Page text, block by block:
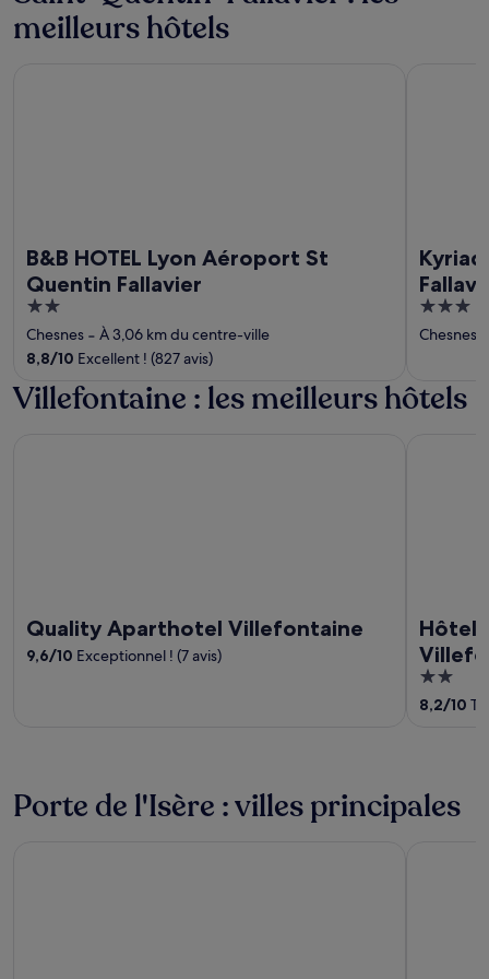
meilleurs hôtels
B&B HOTEL Lyon Aéroport St
Quentin Fallavier
2
out
of
Chesnes ‐ À 3,06 km du centre-ville
8,8/10 Excellent ! (827 avis)
3
out
Chesnes
Villefontaine : les meilleurs hôtels
Quality Aparthotel Villefontaine
9,6/10 Exceptionnel ! (7 avis)
Hôtel
2
out
8,2/10
Porte de l'Isère : villes principales